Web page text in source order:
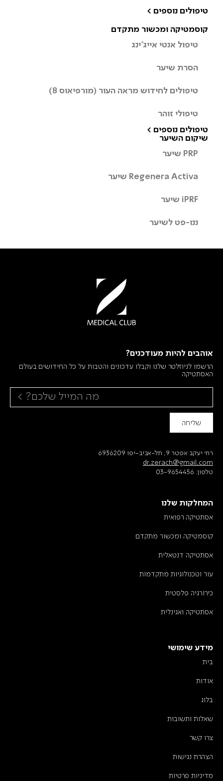
טיפולים נוספים >
קוסמטיקה ומכשור מתקדם
טיפול אנטי אייג’ינג
הסרת שיער
טיפולים לחידוש מראה העור (מורפיאוס 8)
טיפולי זוהר
טיפולים נוספים >
שיקום השיער
PRP שיער
Regenera Activa שיער
iPRF שיער
ננו-פט לשיער
אוהבים להיות מעודכנים?
הרשמו לניוזלטר שלנו וקבלו עדכונים והטבות על כל החידושים בעולם
האסתטיקה
שליחה
רח׳ יעקב אפטר 9, תל-אביב-יפו 6936209
dr.zerach@gmail.com
טלפון: 03-9654456
המחלקות שלנו
אסתטיקה רפואית
קוסמטיקה ומכשור מתקדם
אסתטיקה דנטאלית
עור וטכנולוגיות מתקדמות
כירורגיה פלסטית
אסתטיקה ואגינלית
מידע שימושי
בית
אודות
בלוג
שאלות ותשובות
צרו קשר
הצהרת נגישות
מדיניות פרטיות